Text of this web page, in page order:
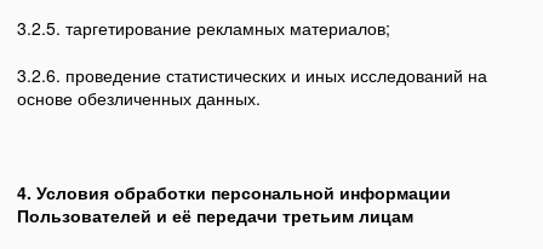
3.2.5. таргетирование рекламных материалов;
3.2.6. проведение статистических и иных исследований на
основе обезличенных данных.
4. Условия обработки персональной информации
Пользователей и её передачи третьим лицам